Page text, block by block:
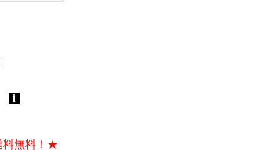
料無料！★